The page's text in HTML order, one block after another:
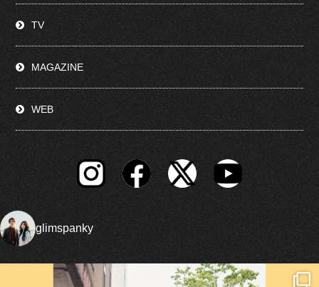
TV
MAGAZINE
WEB
glimspanky